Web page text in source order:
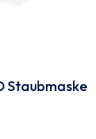
Staubmaske